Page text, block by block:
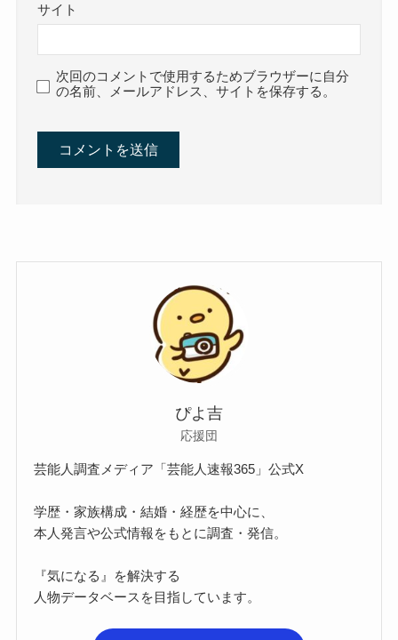
サイト
次回のコメントで使用するためブラウザーに自分
の名前、メールアドレス、サイトを保存する。
ぴよ吉
応援団
芸能人調査メディア「芸能人速報365」公式X
学歴・家族構成・結婚・経歴を中心に、
本人発言や公式情報をもとに調査・発信。
『気になる』を解決する
人物データベースを目指しています。